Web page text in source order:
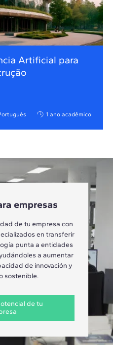
Artificial para
1 ano acadêmico
empresas
de tu empresa con
en transferir
punta a entidades
a aumentar
de innovación y
sostenible.
de tu